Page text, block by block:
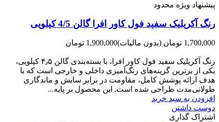
پیشنهاد ویژه محدود
رنگ آکریلیک سفید فول کاور افرا گالن 4/5 کیلویی
1,700,000 تومان (بدون مالیات)1,900,000 تومان
رنگ آکریلیک سفید فول کاور افرا، با بسته‌بندی گالن ۴٫۵ کیلویی،
یکی از برترین گزینه‌های رنگ‌آمیزی داخلی و خارجی است که با
هدف ارائه پوشش کامل، مقاومت در برابر سایش و ماندگاری
طولانی‌مدت طراحی شده است. این محصول بر پایه...
افزودن به سبد خرید
دوست داشتن
اشتراک گذاری